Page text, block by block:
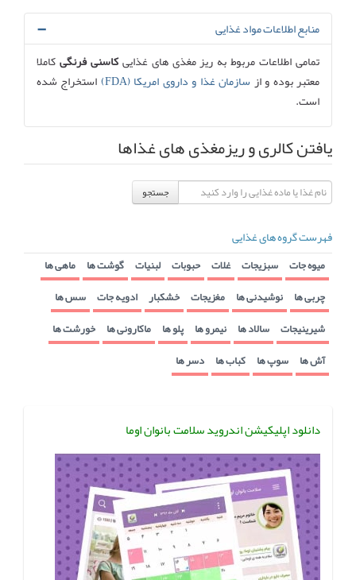
منابع اطلاعات مواد غذایی
تمامی اطلاعات مربوط به ریز مغذی های غذاییکاسنی فرنگیکاملا
معتبر بوده و از سازمان غذا و داروی امریکا (FDA)
استخراج شده
است.
یافتن کالری و ریزمغذی های غذاها
جستجو
فهرست گروه های غذایی
میوه جات سبزیجات غلات حبوبات لبنیات گوشت ها ماهی ها
چربی ها نوشیدنی ها مغزیجات خشکبار ادویه جات سس ها
شیرینیجات سالاد ها نیمرو ها پلو ها ماکارونی ها خورشت ها
آش ها سوپ ها کباب ها دسر ها
دانلود اپلیکیشن اندروید سلامت بانوان اوما